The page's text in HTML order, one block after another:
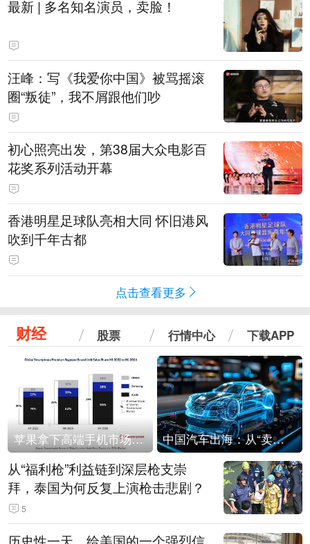
最新 | 多名知名演员，卖脸！
汪峰：写《我爱你中国》被骂摇滚
圈“叛徒”，我不屑跟他们吵
初心照亮出发，第38届大众电影百
花奖系列活动开幕
香港明星足球队亮相大同 怀旧港风
吹到千年古都
点击查看更多
财经 股票 行情中心 下载APP
苹果拿下高端手机市场65%的份额：iPhone 17系列功不可没 中国汽车出海：从“卖出去”到“走进去”
从“福利枪”利益链到深层枪支崇
拜，泰国为何反复上演枪击悲剧？
5